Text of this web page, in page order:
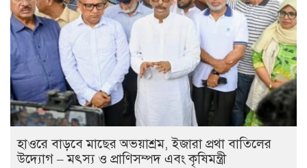
হাওরে বাড়বে মাছের অভয়াশ্রম, ইজারা প্রথা বাতিলের
উদ্যোগ – মৎস্য ও প্রাণিসম্পদ এবং কৃষিমন্ত্রী